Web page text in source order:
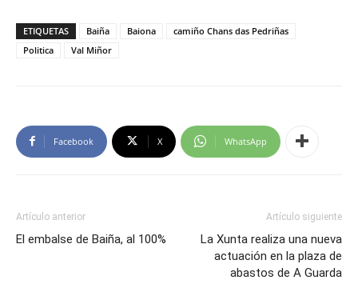
ETIQUETAS Baiña Baiona
camiño Chans das Pedriñas
Politica
Val Miñor
Facebook X WhatsApp
Artículo anterior
El embalse de Baiña, al 100%
Artículo siguiente
La Xunta realiza una nueva
actuación en la plaza de
abastos de A Guarda